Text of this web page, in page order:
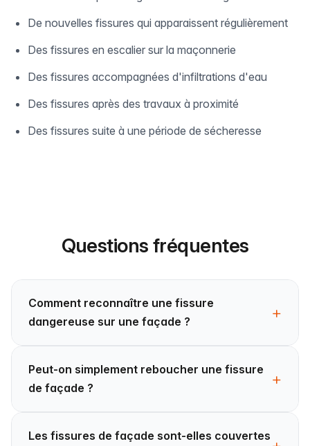
De nouvelles fissures qui apparaissent régulièrement
Des fissures en escalier sur la maçonnerie
Des fissures accompagnées d'infiltrations d'eau
Des fissures après des travaux à proximité
Des fissures suite à une période de sécheresse
Questions fréquentes
Comment reconnaître une fissure
dangereuse sur une façade ?
Peut-on simplement reboucher une fissure
de façade ?
Les fissures de façade sont-elles couvertes